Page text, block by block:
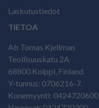
Laskutustiedot
TIETOA
Ab Tomas Kjellman
Teollisuuskatu 2A
68800 Kolppi, Finland
Y-tunnus: 0706216-7
Konemyynti: 0424720600